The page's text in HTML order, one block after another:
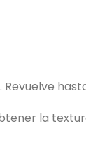
Revuelve
la